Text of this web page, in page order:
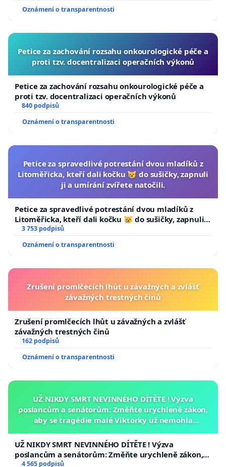
Oznámení o transparentnosti
Petice za zachování rozsahu onkourologické péče a
proti tzv. docentralizaci operačních výkonů
Petice za zachování rozsahu onkourologické péče a
proti tzv. docentralizaci operačních výkonů
840 podpisů
Oznámení o transparentnosti
Petice za spravedlivé potrestání dvou mladíků z
Litoměřicka, kteří dali kočku 😿 do sušičky, zapnuli
ji a umírání zvířete natočili.
Petice za spravedlivé potrestání dvou mladíků z
Litoměřicka, kteří dali kočku 😿 do sušičky, zapnuli ji
a umírání zvířete natočili.
3 753 podpisů
Oznámení o transparentnosti
Zrušení promlčecích lhůt u závažných a zvlášť
závažných trestných činů
Zrušení promlčecích lhůt u závažných a zvlášť
závažných trestných činů
162 podpisů
Oznámení o transparentnosti
UŽ NIKDY SMRT NEVINNÉHO DÍTĚTE ! Výzva
poslancům a senátorům: Změňte urychleně zákon,
aby se tragédie malé Viktorky už nemohla
UŽ NIKDY SMRT NEVINNÉHO DÍTĚTE ! Výzva
poslancům a senátorům: Změňte urychleně zákon,
aby se tragédie malé Viktorky už nemohla opakovat!
4 565 podpisů